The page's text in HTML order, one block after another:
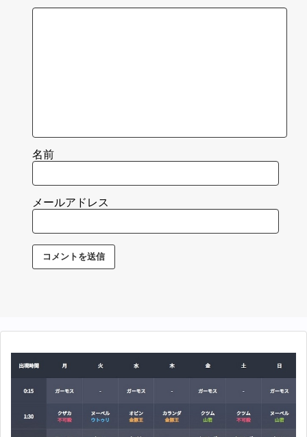
名前
メールアドレス